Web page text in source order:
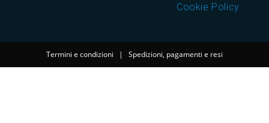
Cookie Policy
Termini e condizioni | Spedizioni, pagamenti e resi